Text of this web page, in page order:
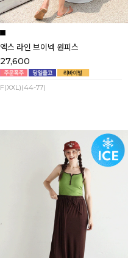
엑스 라인 브이넥 원피스
27,600
F(XXL)(44-77)